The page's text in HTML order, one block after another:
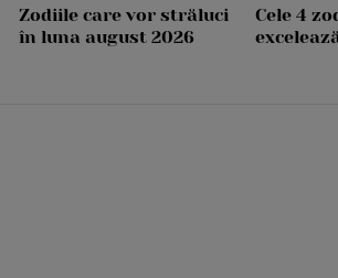
Zodiile care vor străluci
în luna august 2026
Cele 4